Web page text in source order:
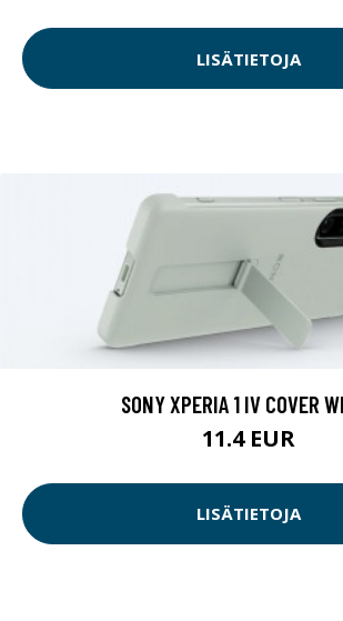
LISÄTIETOJA
SONY XPERIA 1 IV COVER
11.4 EUR
LISÄTIETOJA